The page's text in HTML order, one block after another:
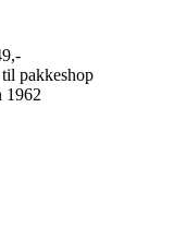
pakkeshop
1962